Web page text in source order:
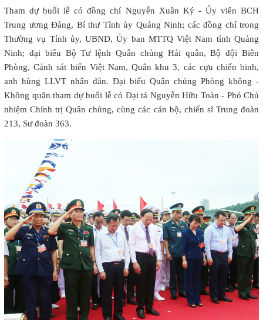
Tham dự buổi lễ có đồng chí Nguyễn Xuân Ký - Ủy viên BCH
Trung ương Đảng, Bí thư Tỉnh ủy Quảng Ninh; các đồng chí trong
Thường vụ Tỉnh ủy, UBND, Ủy ban MTTQ Việt Nam tỉnh Quảng
Ninh; đại biểu Bộ Tư lệnh Quân chủng Hải quân, Bộ đội Biên
Phòng, Cảnh sát biển Việt Nam, Quân khu 3, các cựu chiến binh,
anh hùng LLVT nhân dân. Đại biểu Quân chủng Phòng không -
Không quân tham dự buổi lễ có Đại tá Nguyễn Hữu Toàn - Phó Chủ
nhiệm Chính trị Quân chủng, cùng các cán bộ, chiến sĩ Trung đoàn
213, Sư đoàn 363.